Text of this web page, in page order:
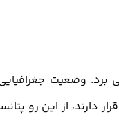
برد. وضعیت
دارند، از این رو